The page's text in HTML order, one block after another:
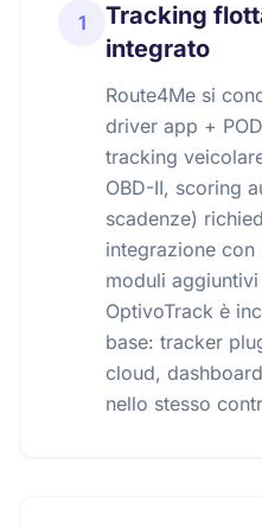
1
Tracking
integrato
Route4Me si
driver app +
tracking
OBD-II, scoring
scadenze)
integrazione
moduli
OptivoTrack è
base: tracker
cloud,
nello stesso